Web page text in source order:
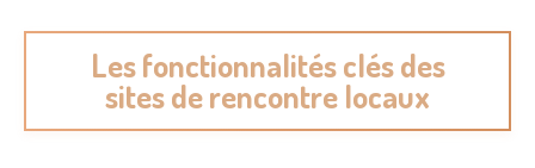
Les fonctionnalités clés des
sites de rencontre locaux